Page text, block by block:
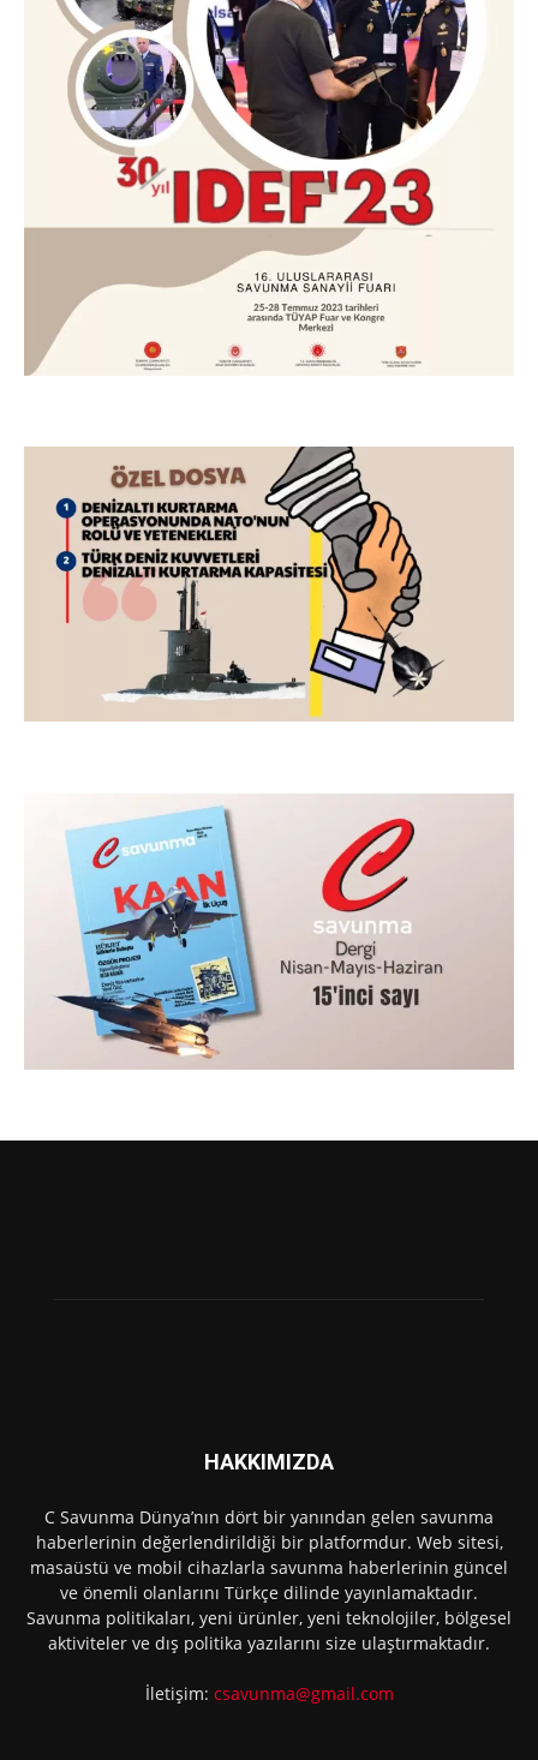
HAKKIMIZDA
C Savunma Dünya’nın dört bir yanından gelen savunma
haberlerinin değerlendirildiği bir platformdur. Web sitesi,
masaüstü ve mobil cihazlarla savunma haberlerinin güncel
ve önemli olanlarını Türkçe dilinde yayınlamaktadır.
Savunma politikaları, yeni ürünler, yeni teknolojiler, bölgesel
aktiviteler ve dış politika yazılarını size ulaştırmaktadır.
İletişim: csavunma@gmail.com